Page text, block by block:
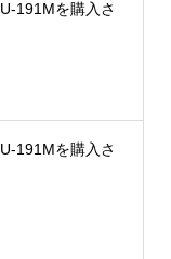
191Mを購入さ
191Mを購入さ